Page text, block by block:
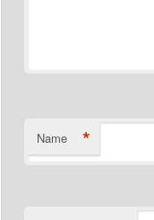
Name *